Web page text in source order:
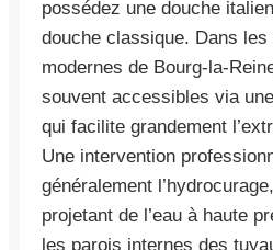
possédez une douche
douche classique. Dans
modernes de Bourg-la-
souvent accessibles via
qui facilite grandement
Une intervention
généralement
projetant de l’eau à haute
les parois internes des